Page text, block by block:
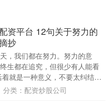
资平台 12句关于努力的
抄
，我们都在努力。努力的意
生都在追究，但很少有人能看
就是一种意义，不要太纠结。
的灵感加上99%的汗水。—....
分类： 配资炒股公司